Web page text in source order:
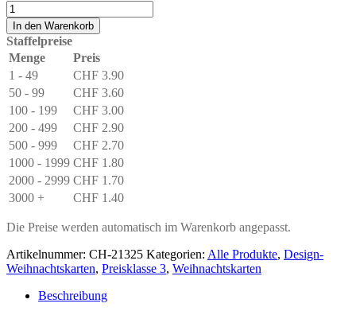
Weihnachtskarte
«Weihnachtsbaum
gekachelt»
Menge
In den Warenkorb
Staffelpreise
Menge
Preis
1 - 49
CHF 3.90
50 - 99
CHF 3.60
100 - 199
CHF 3.00
200 - 499
CHF 2.90
500 - 999
CHF 2.70
1000 - 1999 CHF 1.80
2000 - 2999 CHF 1.70
3000 +
CHF 1.40
Die Preise werden automatisch im Warenkorb angepasst.
Artikelnummer: CH-21325 Kategorien: Alle Produkte, Design-
Weihnachtskarten, Preisklasse 3, Weihnachtskarten
Beschreibung